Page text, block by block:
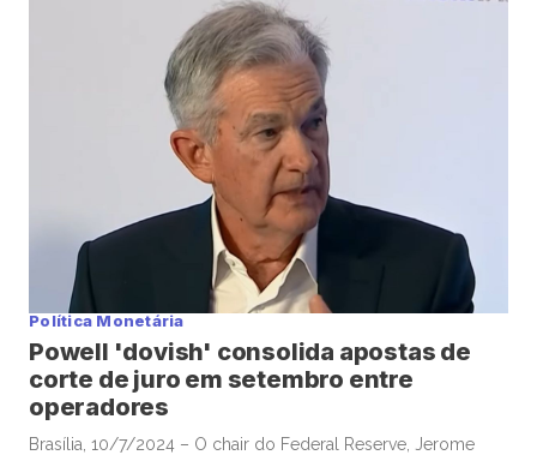
com o próprio modelo do Banco Central no […]
Política Monetária
Powell 'dovish' consolida apostas de
corte de juro em setembro entre
operadores
Brasília, 10/7/2024 – O chair do Federal Reserve, Jerome